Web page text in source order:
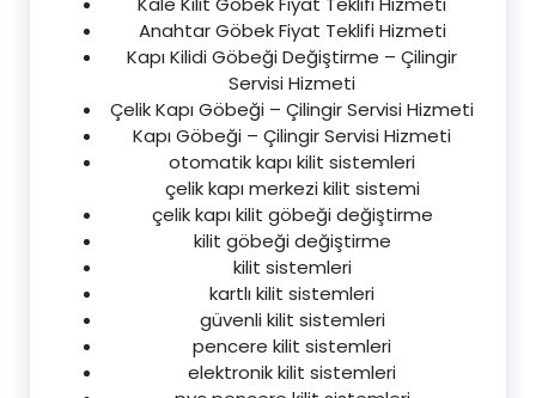
Anahtar Göbek Fiyat Teklifi Hizmeti
Kapı Kilidi Göbeği Değiştirme – Çilingir
Servisi Hizmeti
Çelik Kapı Göbeği – Çilingir Servisi Hizmeti
Kapı Göbeği – Çilingir Servisi Hizmeti
otomatik kapı kilit sistemleri
çelik kapı merkezi kilit sistemi
çelik kapı kilit göbeği değiştirme
kilit göbeği değiştirme
kilit sistemleri
kartlı kilit sistemleri
güvenli kilit sistemleri
pencere kilit sistemleri
elektronik kilit sistemleri